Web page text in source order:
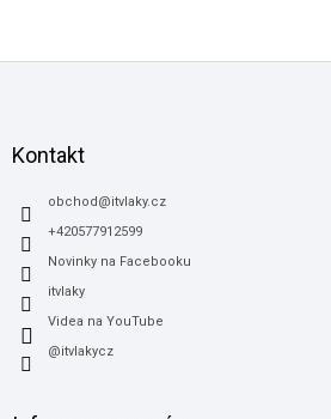
Kontakt
obchod@itvlaky.cz
+420577912599
Novinky na Facebooku
itvlaky
Videa na YouTube
@itvlakycz